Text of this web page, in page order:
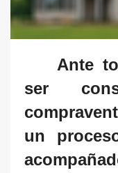
Ante
ser
un